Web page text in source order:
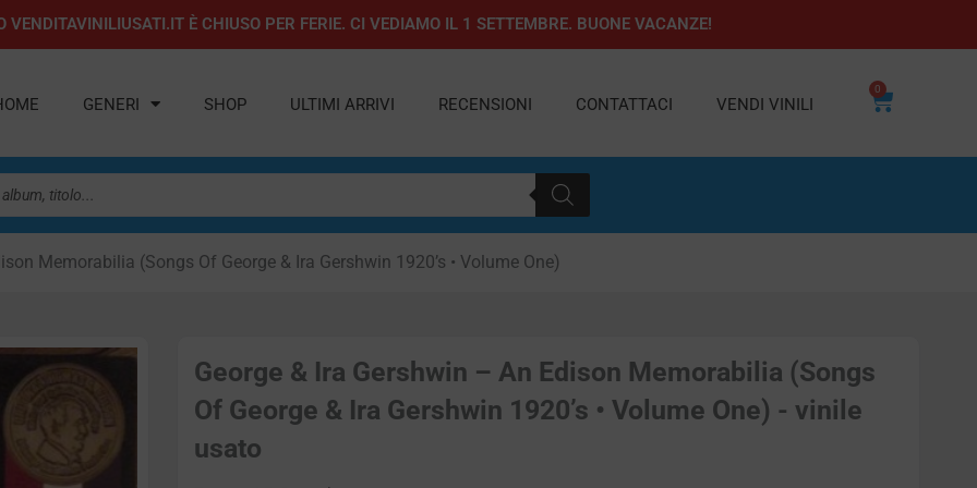
È CHIUSO PER FERIE. CI VEDIAMO IL 1 SETTEMBRE. BUONE VACANZE!
GENERI SHOP ULTIMI ARRIVI RECENSIONI CONTATTACI VENDI VINILI
0
Carrello
Memorabilia (Songs Of George & Ira Gershwin 1920’s • Volume One)
George & Ira Gershwin – An Edison Memorabilia (Songs
Of George & Ira Gershwin 1920’s • Volume One) - vinile
usato